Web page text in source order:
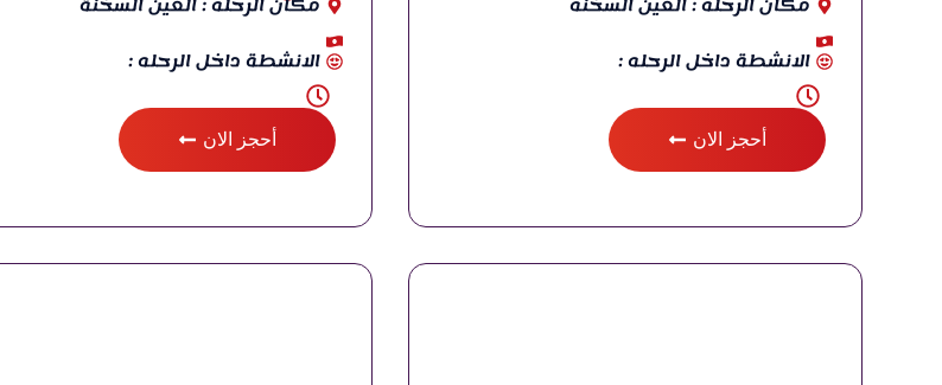
الانشطة داخل الرحله :
أحجز الان
الانشطة داخل الرحله :
أحجز الان